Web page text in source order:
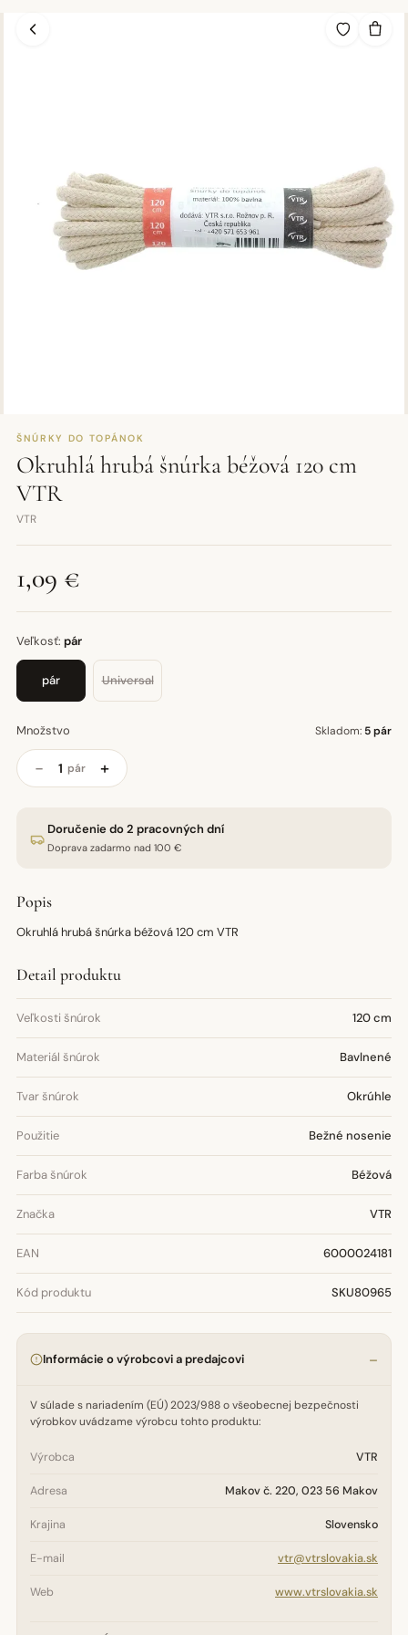
ŠNÚRKY DO TOPÁNOK
Okruhlá hrubá šnúrka béžová 120 cm
VTR
VTR
1,09 €
Veľkosť: pár
pár Universal
Množstvo Skladom: 5 pár
− pár +
Doručenie do 2 pracovných dní
Doprava zadarmo nad 100 €
Popis
Okruhlá hrubá šnúrka béžová 120 cm VTR
Detail produktu
Veľkosti šnúrok 120 cm
Materiál šnúrok Bavlnené
Tvar šnúrok Okrúhle
Použitie Bežné nosenie
Farba šnúrok Béžová
Značka VTR
EAN 6000024181
Kód produktu SKU80965
Informácie o výrobcovi a predajcovi
V súlade s nariadením (EÚ) 2023/988 o všeobecnej bezpečnosti
výrobkov uvádzame výrobcu tohto produktu:
Výrobca VTR
Adresa Makov č. 220, 023 56 Makov
Krajina Slovensko
E-mail vtr@vtrslovakia.sk
Web www.vtrslovakia.sk